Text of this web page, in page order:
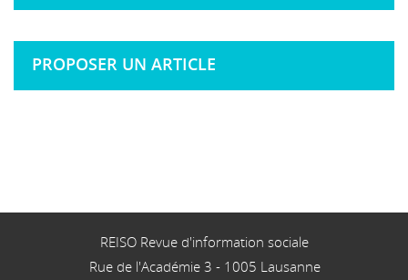
PROPOSER UN ARTICLE
REISO Revue d'information sociale
Rue de l'Académie 3 - 1005 Lausanne